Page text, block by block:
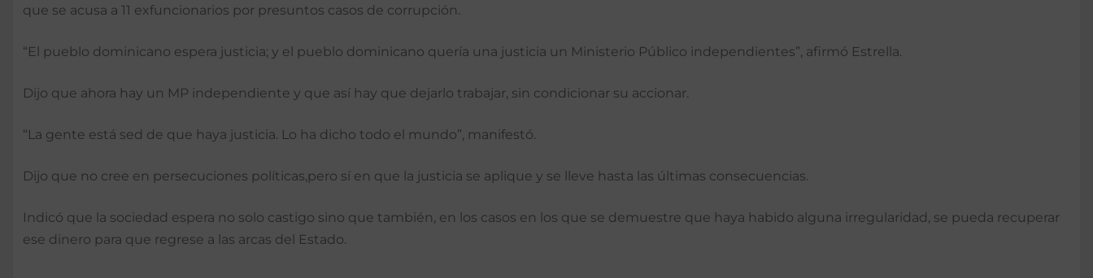
que se acusa a 11 exfuncionarios por presuntos casos de corrupción.
“El pueblo dominicano espera justicia; y el pueblo dominicano quería una justicia un Ministerio Público independientes”, afirmó Estrella.
Dijo que ahora hay un MP independiente y que así hay que dejarlo trabajar, sin condicionar su accionar.
“La gente está sed de que haya justicia. Lo ha dicho todo el mundo”, manifestó.
Dijo que no cree en persecuciones políticas,pero sí en que la justicia se aplique y se lleve hasta las últimas consecuencias.
Indicó que la sociedad espera no solo castigo sino que también, en los casos en los que se demuestre que haya habido alguna irregularidad, se pueda recuperar
ese dinero para que regrese a las arcas del Estado.